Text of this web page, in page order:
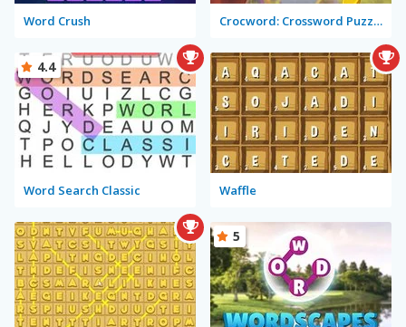
Word Crush Crocword: Crossword Puzzle Game
Word Search Classic
4.4
Waffle
5